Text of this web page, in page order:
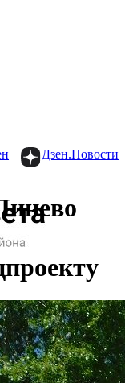
Дзен.Новости